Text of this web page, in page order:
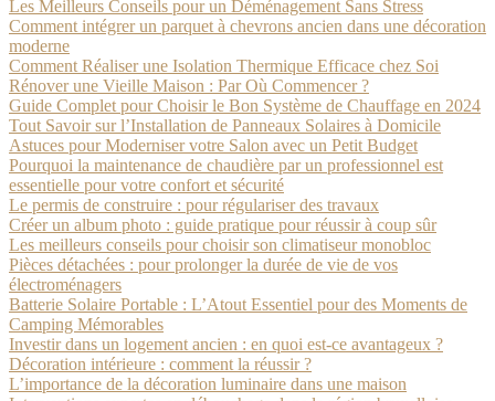
Les Meilleurs Conseils pour un Déménagement Sans Stress
Comment intégrer un parquet à chevrons ancien dans une décoration
moderne
Comment Réaliser une Isolation Thermique Efficace chez Soi
Rénover une Vieille Maison : Par Où Commencer ?
Guide Complet pour Choisir le Bon Système de Chauffage en 2024
Tout Savoir sur l’Installation de Panneaux Solaires à Domicile
Astuces pour Moderniser votre Salon avec un Petit Budget
Pourquoi la maintenance de chaudière par un professionnel est
essentielle pour votre confort et sécurité
Le permis de construire : pour régulariser des travaux
Créer un album photo : guide pratique pour réussir à coup sûr
Les meilleurs conseils pour choisir son climatiseur monobloc
Pièces détachées : pour prolonger la durée de vie de vos
électroménagers
Batterie Solaire Portable : L’Atout Essentiel pour des Moments de
Camping Mémorables
Investir dans un logement ancien : en quoi est-ce avantageux ?
Décoration intérieure : comment la réussir ?
L’importance de la décoration luminaire dans une maison